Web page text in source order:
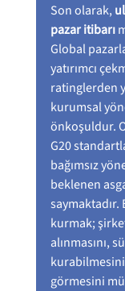
Son olarak,
pazar itibarı
Global
yatırımcı
ratinglerden
kurumsal
önkoşuldur.
G20
bağımsız
beklenen
kurmak;
alınmasını,
görmesini